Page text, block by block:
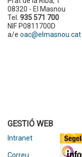
08320 - El Masnou
Tel. 935 571 700
NIF P0811700D
a/e oac@elmasnou.cat
GESTIÓ WEB
Intranet
Correu